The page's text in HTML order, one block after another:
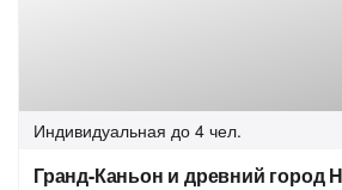
Индивидуальная до 4 чел.
Гранд-Каньон и древний город